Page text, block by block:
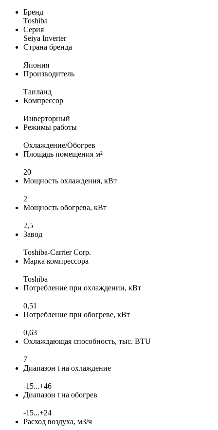
Бренд
Toshiba
Серия
Seiya Inverter
Страна бренда
Япония
Производитель
Таиланд
Компрессор
Инверторный
Режимы работы
Охлаждение/Обогрев
Площадь помещения м²
20
Мощность охлаждения, кВт
2
Мощность обогрева, кВт
2,5
Завод
Toshiba-Carrier Corp.
Марка компрессора
Toshiba
Потребление при охлаждении, кВт
0,51
Потребление при обогреве, кВт
0,63
Охлаждающая способность, тыс. BTU
7
Диапазон t на охлаждение
-15...+46
Диапазон t на обогрев
-15...+24
Расход воздуха, м3/ч